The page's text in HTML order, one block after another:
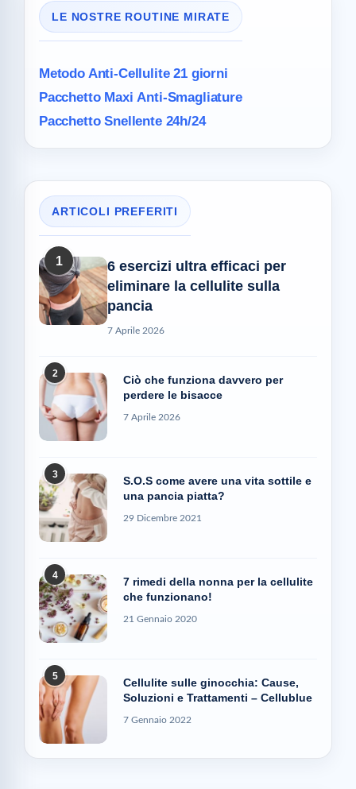
LE NOSTRE ROUTINE MIRATE
Metodo Anti-Cellulite21 giorni
Pacchetto MaxiAnti-Smagliature
Pacchetto Snellente 24h/24
ARTICOLI PREFERITI
1
6 esercizi ultra efficaci per
eliminare la cellulite sulla
pancia
7 Aprile 2026
2
Ciò che funziona davvero per
perdere le bisacce
7 Aprile 2026
3
S.O.S come avere una vita sottile e
una pancia piatta?
29 Dicembre 2021
4
7 rimedi della nonna per la cellulite
che funzionano!
21 Gennaio 2020
5
Cellulite sulle ginocchia: Cause,
Soluzioni e Trattamenti – Cellublue
7 Gennaio 2022